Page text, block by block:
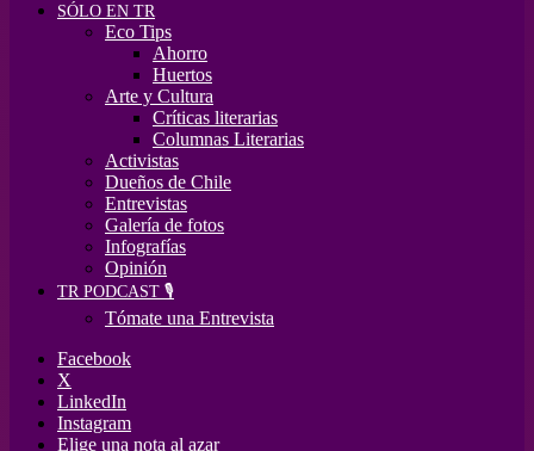
SÓLO EN TR
Eco Tips
Ahorro
Huertos
Arte y Cultura
Críticas literarias
Columnas Literarias
Activistas
Dueños de Chile
Entrevistas
Galería de fotos
Infografías
Opinión
TR PODCAST 🎙️
Tómate una Entrevista
Facebook
X
LinkedIn
Instagram
Elige una nota al azar